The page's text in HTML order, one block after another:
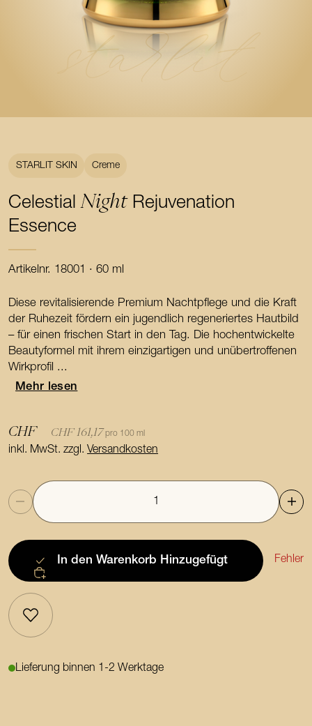
starlit
STARLIT SKIN Creme
CelestialNightRejuvenation
Essence
Artikelnr. 18001 · 60 ml
Diese revitalisierende Premium Nachtpflege und die Kraft
der Ruhezeit fördern ein jugendlich regeneriertes Hautbild
– für einen frischen Start in den Tag. Die hochentwickelte
Beautyformel mit ihrem einzigartigen und unübertroffenen
Wirkprofil ...
Mehr lesen
CHF CHF 161,17 pro 100 ml
inkl. MwSt. zzgl.Versandkosten
Anzahl
In den Warenkorb Hinzugefügt Fehler
Lieferung binnen 1-2 Werktage